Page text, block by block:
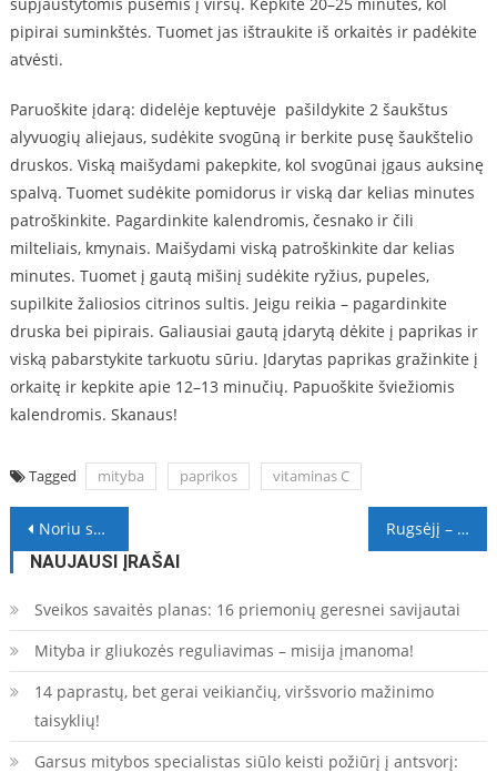
pipirai suminkštės. Tuomet jas ištraukite iš orkaitės ir padėkite
atvėsti.
Paruoškite įdarą: didelėje keptuvėje pašildykite 2 šaukštus
alyvuogių aliejaus, sudėkite svogūną ir berkite pusę šaukštelio
druskos. Viską maišydami pakepkite, kol svogūnai įgaus auksinę
spalvą. Tuomet sudėkite pomidorus ir viską dar kelias minutes
patroškinkite. Pagardinkite kalendromis, česnako ir čili
milteliais, kmynais. Maišydami viską patroškinkite dar kelias
minutes. Tuomet į gautą mišinį sudėkite ryžius, pupeles,
supilkite žaliosios citrinos sultis. Jeigu reikia – pagardinkite
druska bei pipirais. Galiausiai gautą įdarytą dėkite į paprikas ir
viską pabarstykite tarkuotu sūriu. Įdarytas paprikas gražinkite į
orkaitę ir kepkite apie 12–13 minučių. Papuoškite šviežiomis
kalendromis. Skanaus!
Tagged mityba paprikos vitaminas C
Navigacija
tarp
įrašų
Noriu sūriai, saldžiai, rūgščiai – kokių medžiagų trūkumą gali rodyti šie potraukiai?
Rugsėjį – nauji iššūkiai vaikams su klausos sutrikimais: ekspertės patarė, ką daryti, kad jų būtų kuo mažiau net mokantis per nuotolį
NAUJAUSI ĮRAŠAI
Sveikos savaitės planas: 16 priemonių geresnei savijautai
Mityba ir gliukozės reguliavimas – misija įmanoma!
14 paprastų, bet gerai veikiančių, viršsvorio mažinimo
taisyklių!
Garsus mitybos specialistas siūlo keisti požiūrį į antsvorį: